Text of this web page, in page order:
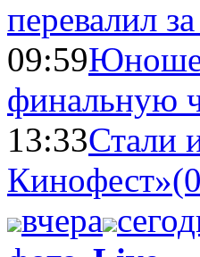
перевалил
09:59
финальную
13:33Стали
Кинофест»
вчера